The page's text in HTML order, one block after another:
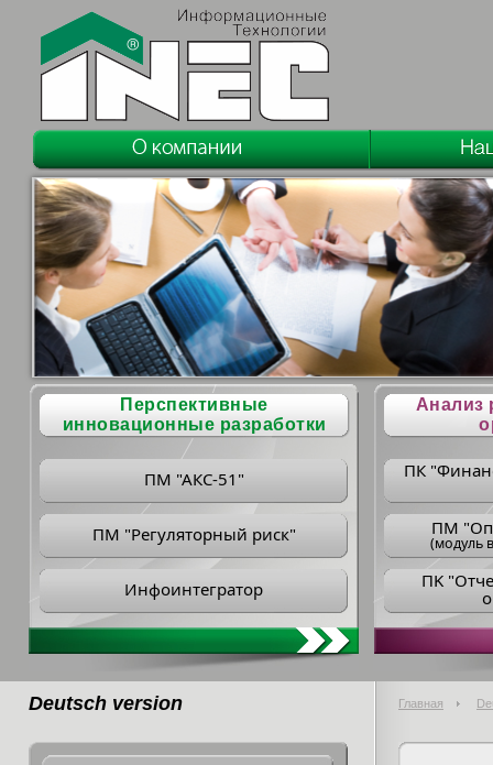
Перспективные
инновационные разработки
ПМ "АКС-51"
ПМ "Регуляторный риск"
Инфоинтегратор
Анализ
ПК
ПM
(модуль
ПK
Deutsch version Главная